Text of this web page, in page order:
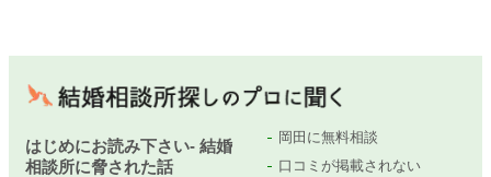
はじめにお読み下さい- 結婚
相談所に脅された話
岡田に無料相談
口コミが掲載されない